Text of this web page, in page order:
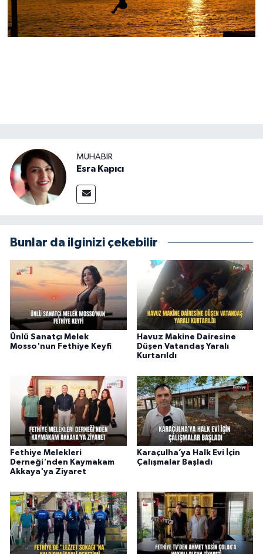
MUHABİR
Esra Kapıcı
Bunlar da ilginizi çekebilir
Ünlü Sanatçı Melek
Mosso'nun Fethiye Keyfi
Havuz Makine Dairesine
Düşen Vatandaş Yaralı
Kurtarıldı
Fethiye Melekleri
Derneği'nden Kaymakam
Akkaya'ya Ziyaret
Karaçulha’ya Halk Evi İçin
Çalışmalar Başladı